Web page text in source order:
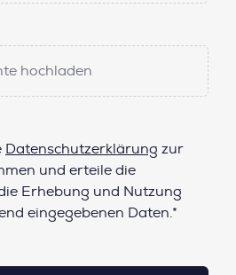
hochladen
Datenschutzerklärung zur
und erteile die
Erhebung und Nutzung
eingegebenen Daten.*